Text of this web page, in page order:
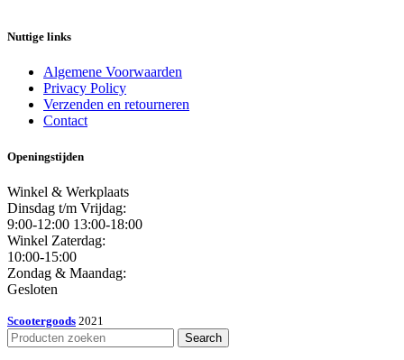
Nuttige links
Algemene Voorwaarden
Privacy Policy
Verzenden en retourneren
Contact
Openingstijden
Winkel & Werkplaats
Dinsdag t/m Vrijdag:
9:00-12:00 13:00-18:00
Winkel Zaterdag:
10:00-15:00
Zondag & Maandag:
Gesloten
Scootergoods 2021
Search